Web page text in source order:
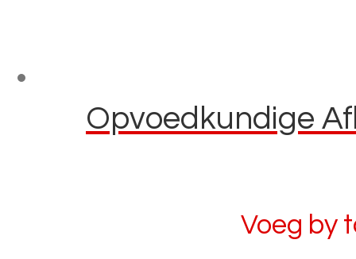
Opvoedkundige
Voeg by